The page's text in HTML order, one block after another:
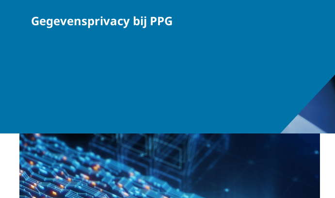
Gegevensprivacy bij PPG